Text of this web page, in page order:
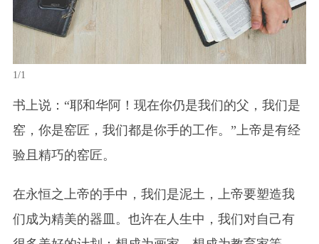
1/1
书上说：“耶和华阿！现在你仍是我们的父，我们是
窑，你是窑匠，我们都是你手的工作。”上帝是有经
验且精巧的窑匠。
在永恒之上帝的手中，我们是泥土，上帝要塑造我
们成为精美的器皿。也许在人生中，我们对自己有